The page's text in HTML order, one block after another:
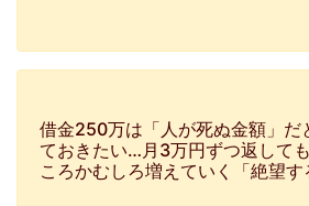
借金250万は「人が死ぬ金額」だ
ておきたい…月3万円ずつ返して
ころかむしろ増えていく「絶望す